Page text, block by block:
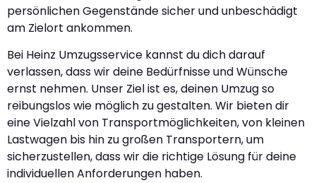
persönlichen Gegenstände sicher und unbeschädigt
am Zielort ankommen.
Bei Heinz Umzugsservice kannst du dich darauf
verlassen, dass wir deine Bedürfnisse und Wünsche
ernst nehmen. Unser Ziel ist es, deinen Umzug so
reibungslos wie möglich zu gestalten. Wir bieten dir
eine Vielzahl von Transportmöglichkeiten, von kleinen
Lastwagen bis hin zu großen Transportern, um
sicherzustellen, dass wir die richtige Lösung für deine
individuellen Anforderungen haben.